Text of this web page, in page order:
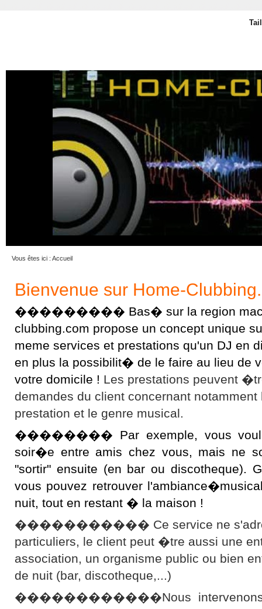
Vous êtes ici : Accueil
Bienvenue sur Home-
��������� Bas� sur la region
clubbing.com propose un concept unique
meme services et prestations qu'un DJ en
en plus la possibilit� de le faire au lieu de
votre domicile ! Les prestations peuvent
demandes du client concernant
prestation et le genre musical.
�������� Par exemple, vous
soir�e entre amis chez vous, mais ne
"sortir" ensuite (en bar ou discotheque).
vous pouvez retrouver
nuit, tout en restant � la maison !
����������� Ce service ne
particuliers, le client peut �tre aussi une
association, un organisme public ou bien
de nuit (bar, discotheque,...)
������������Nous intervenons